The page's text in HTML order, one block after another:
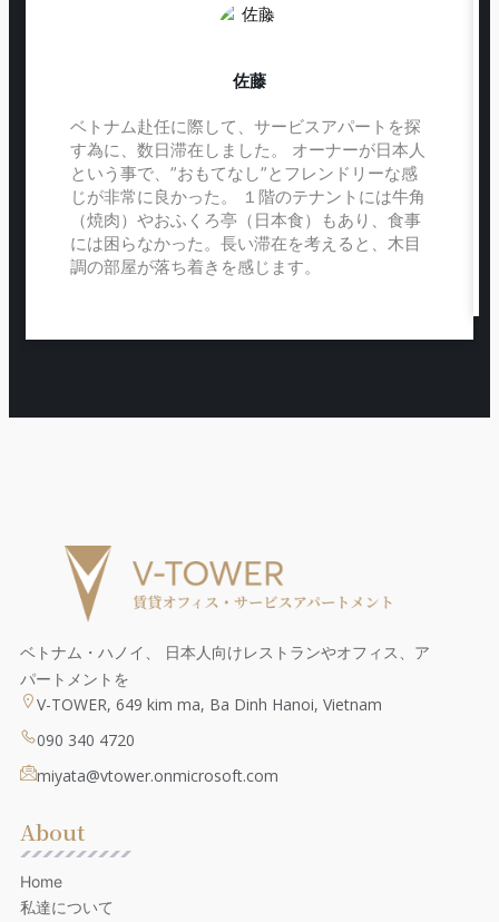
佐藤
ベトナム赴任に際して、サービスアパートを探
す為に、数日滞在しました。 オーナーが日本人
という事で、”おもてなし”とフレンドリーな感
じが非常に良かった。 １階のテナントには牛角
（焼肉）やおふくろ亭（日本食）もあり、食事
には困らなかった。長い滞在を考えると、木目
調の部屋が落ち着きを感じます。
ベトナム・ハノイ、 日本人向けレストランやオフィス、ア
パートメントを
V-TOWER, 649 kim ma, Ba Dinh Hanoi, Vietnam
090 340 4720
miyata@vtower.onmicrosoft.com
About
Home
私達について